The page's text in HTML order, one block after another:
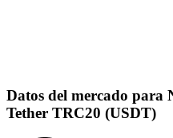
Datos del mercado
Tether TRC20 (USDT)